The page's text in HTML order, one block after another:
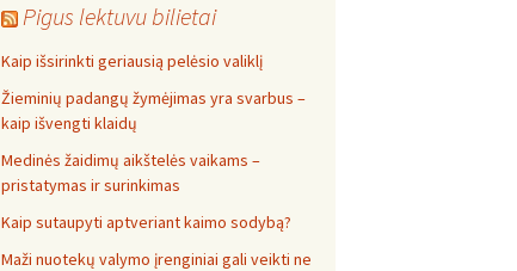
Pigus lektuvu bilietai
Kaip išsirinkti geriausią pelėsio valiklį
Žieminių padangų žymėjimas yra svarbus –
kaip išvengti klaidų
Medinės žaidimų aikštelės vaikams –
pristatymas ir surinkimas
Kaip sutaupyti aptveriant kaimo sodybą?
Maži nuotekų valymo įrenginiai gali veikti ne